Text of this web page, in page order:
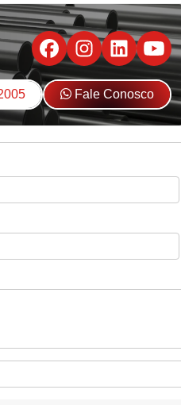
Fale Conosco